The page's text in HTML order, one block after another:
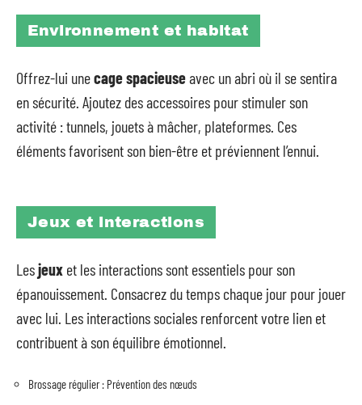
Environnement et habitat
Offrez-lui unecage spacieuseavec un abri où il se sentira
en sécurité. Ajoutez des accessoires pour stimuler son
activité : tunnels, jouets à mâcher, plateformes. Ces
éléments favorisent son bien-être et préviennent l’ennui.
Jeux et interactions
Lesjeux et les interactions sont essentiels pour son
épanouissement. Consacrez du temps chaque jour pour jouer
avec lui. Les interactions sociales renforcent votre lien et
contribuent à son équilibre émotionnel.
Brossage régulier : Prévention des nœuds